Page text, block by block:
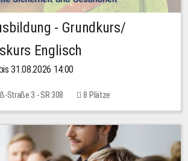
- Grundkurs/
Englisch
31.08.2026 14:00
Straße 3 - SR 308 8 Plätze